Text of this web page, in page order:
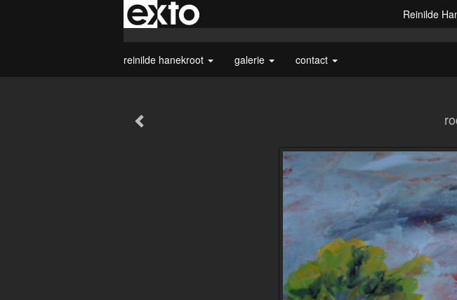
Reinilde
reinilde hanekroot galerie contact